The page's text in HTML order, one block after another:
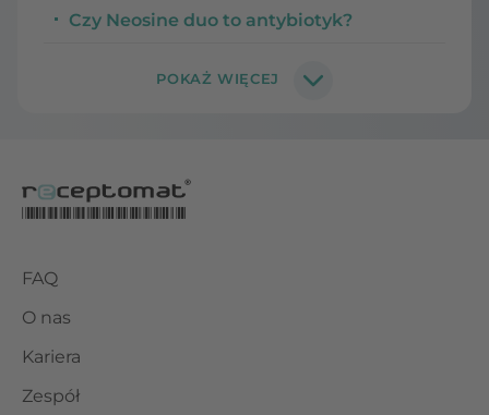
Czy Neosine duo to antybiotyk?
FAQ
O nas
Kariera
Zespół